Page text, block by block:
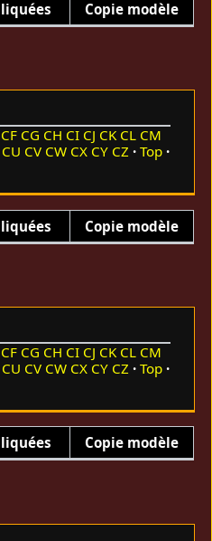
Copie modèle
CF CG CH CI CJ CK CL CM
CU CV CW CX CY CZ
Top
Copie modèle
CF CG CH CI CJ CK CL CM
CU CV CW CX CY CZ
Top
Copie modèle